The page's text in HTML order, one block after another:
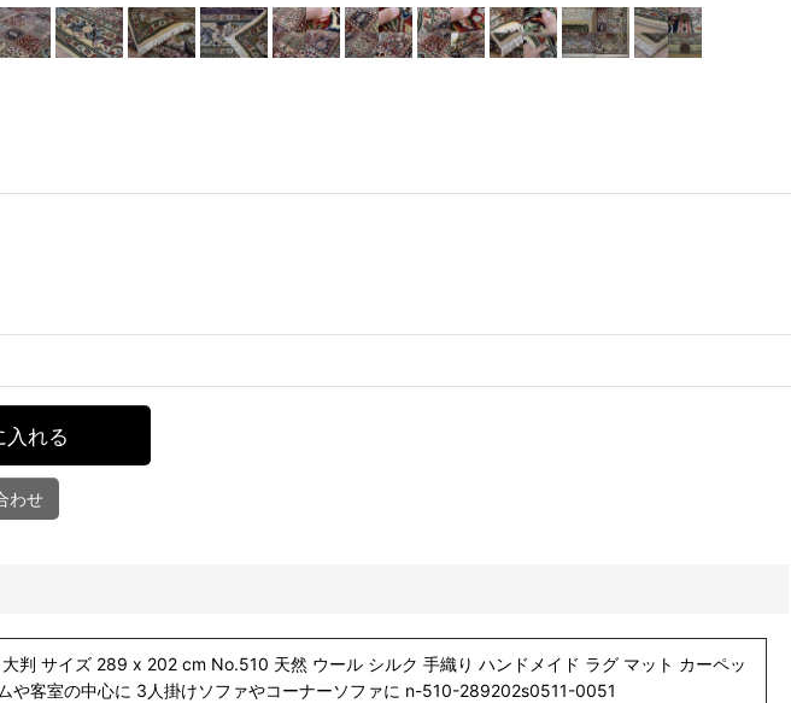
入れる
わせ
判 サイズ 289 x 202 cm No.510 天然 ウール シルク 手織り ハンドメイド ラグ マット カーペッ
や客室の中心に 3人掛けソファやコーナーソファに n-510-289202s0511-0051